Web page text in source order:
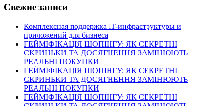
Свежие записи
Комплексная поддержка IT-инфраструктуры и
приложений для бизнеса
ГЕЙМІФІКАЦІЯ ШОПІНГУ: ЯК СЕКРЕТНІ
СКРИНЬКИ ТА ДОСЯГНЕННЯ ЗАМІНЮЮТЬ
РЕАЛЬНІ ПОКУПКИ
ГЕЙМІФІКАЦІЯ ШОПІНГУ: ЯК СЕКРЕТНІ
СКРИНЬКИ ТА ДОСЯГНЕННЯ ЗАМІНЮЮТЬ
РЕАЛЬНІ ПОКУПКИ
ГЕЙМІФІКАЦІЯ ШОПІНГУ: ЯК СЕКРЕТНІ